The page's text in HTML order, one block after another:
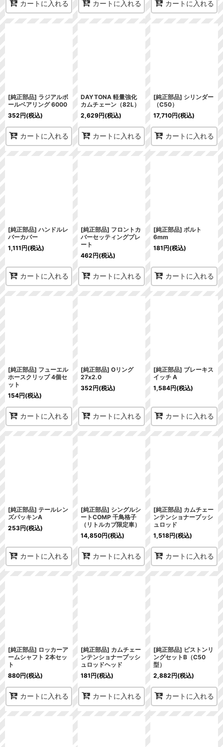
カートに入れる カートに入れる カートに入れる
[純正部品] ラジアルボ
ールベアリング 6000
352円(税込)
カートに入れる
DAYTONA 軽量強化
カムチェーン（82L）
2,629円(税込)
カートに入れる
[純正部品] シリンダー
（C50）
17,710円(税込)
カートに入れる
[純正部品] ハンドルレ
バーカバー
1,111円(税込)
カートに入れる
[純正部品] フロントカ
バーセッティングプレ
ート
462円(税込)
カートに入れる
[純正部品] ボルト
6mm
181円(税込)
カートに入れる
[純正部品] フューエル
ホースクリップ 4個セ
ット
154円(税込)
カートに入れる
[純正部品] Oリング
27x2.0
352円(税込)
カートに入れる
[純正部品] ブレーキス
イッチ A
1,584円(税込)
カートに入れる
[純正部品] テールレン
ズパッキンA
253円(税込)
カートに入れる
[純正部品] シングルシ
ートCOMP 千鳥格子
（リトルカブ限定車）
14,850円(税込)
カートに入れる
[純正部品] カムチェー
ンテンショナープッシ
ュロッド
1,518円(税込)
カートに入れる
[純正部品] ロッカーア
ームシャフト 2本セッ
ト
880円(税込)
カートに入れる
[純正部品] カムチェー
ンテンショナープッシ
ュロッドヘッド
181円(税込)
カートに入れる
[純正部品] ピストンリ
ングセットB（C50
型）
2,882円(税込)
カートに入れる